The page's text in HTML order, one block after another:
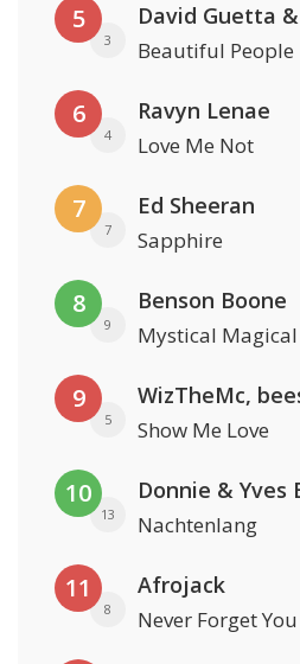
5
3
David Guetta
Beautiful People
6
4
Ravyn Lenae
Love Me Not
7
7
Ed Sheeran
Sapphire
8
9
Benson Boone
Mystical Magical
9
5
WizTheMc,
Show Me Love
10
13
Donnie & Yves
Nachtenlang
11
8
Afrojack
Never Forget You